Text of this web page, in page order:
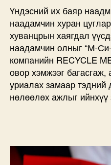
Үндэсний их баяр
наадамчин хуран
хуванцрын хаягдал
наадамчин олныг “М-
компанийн RECYCLE
овор хэмжээг
уриалах замаар
нөлөөлөх ажлыг